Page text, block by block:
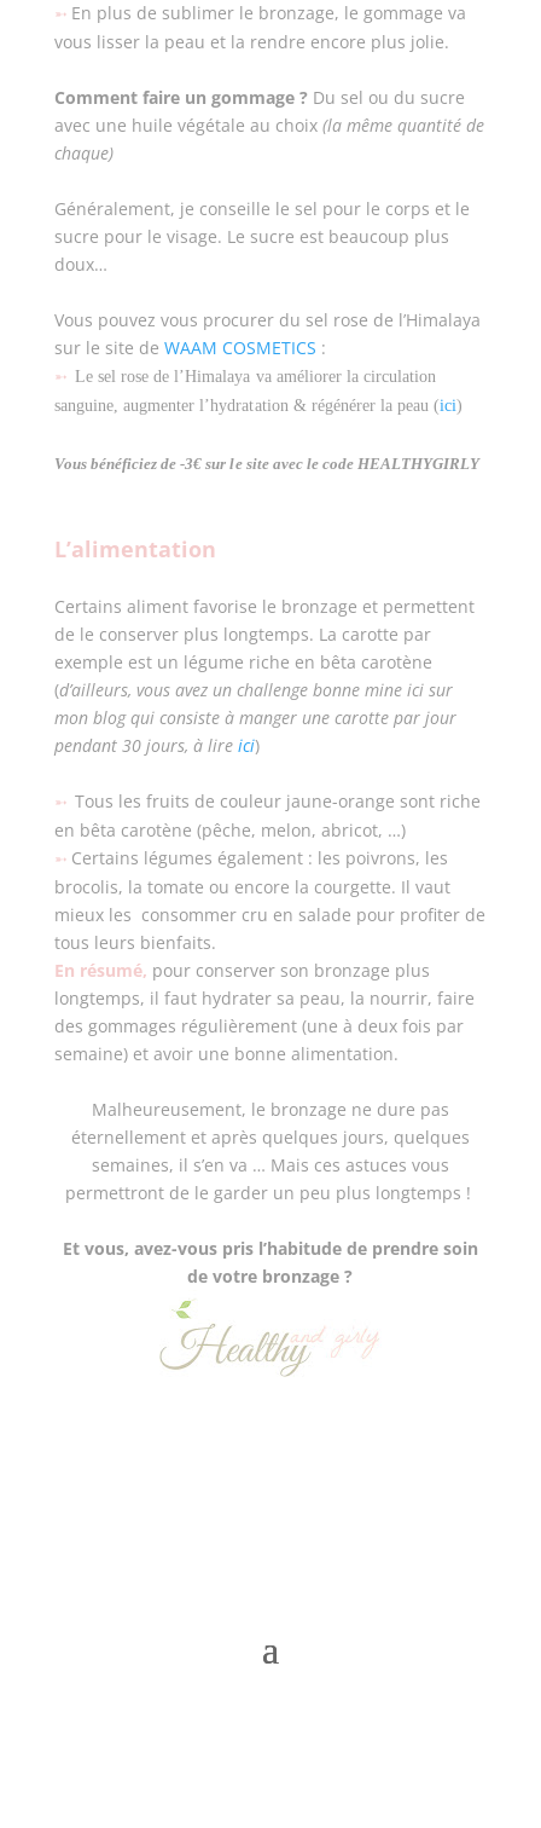
➵ En plus de sublimer le bronzage, le gommage va
vous lisser la peau et la rendre encore plus jolie.
Comment faire un gommage ? Du sel ou du sucre
avec une huile végétale au choix (la même quantité de
chaque)
Généralement, je conseille le sel pour le corps et le
sucre pour le visage. Le sucre est beaucoup plus
doux…
Vous pouvez vous procurer du sel rose de l’Himalaya
sur le site de WAAM COSMETICS :
➵ Le sel rose de l’Himalaya va améliorer la circulation
sanguine, augmenter l’hydratation & régénérer la peau (ici)
Vous bénéficiez de -3€ sur le site avec le code HEALTHYGIRLY
L’alimentation
Certains aliment favorise le bronzage et permettent
de le conserver plus longtemps. La carotte par
exemple est un légume riche en bêta carotène
(d’ailleurs, vous avez un challenge bonne mine ici sur
mon blog qui consiste à manger une carotte par jour
pendant 30 jours, à lire ici)
➵ Tous les fruits de couleur jaune-orange sont riche
en bêta carotène (pêche, melon, abricot, …)
➵ Certains légumes également : les poivrons, les
brocolis, la tomate ou encore la courgette. Il vaut
mieux les consommer cru en salade pour profiter de
tous leurs bienfaits.
En résumé, pour conserver son bronzage plus
longtemps, il faut hydrater sa peau, la nourrir, faire
des gommages régulièrement (une à deux fois par
semaine) et avoir une bonne alimentation.
Malheureusement, le bronzage ne dure pas
éternellement et après quelques jours, quelques
semaines, il s’en va … Mais ces astuces vous
permettront de le garder un peu plus longtemps !
Et vous, avez-vous pris l’habitude de prendre soin
de votre bronzage ?